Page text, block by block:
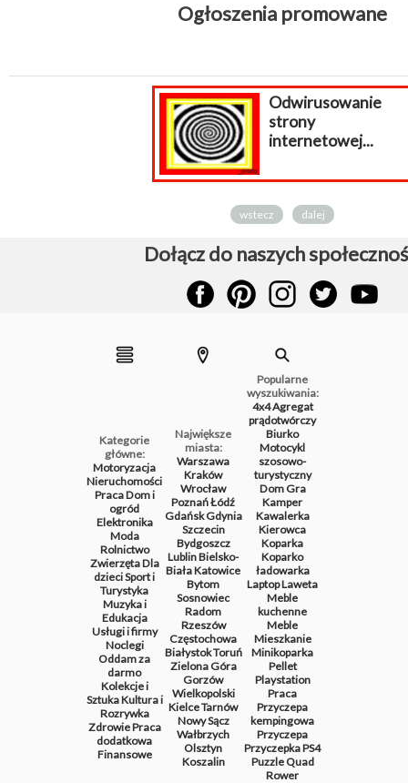
Ogłoszenia promowane
Odwirusowanie
strony
internetowej...
wstecz dalej
Dołącz do naszych
Kategorie
główne:
Motoryzacja
Nieruchomości
PracaDom i
ogród
Elektronika
Moda
Rolnictwo
ZwierzętaDla
dzieciSport i
Turystyka
Muzyka i
Edukacja
Usługi i firmy
Noclegi
Oddam za
darmo
Kolekcje i
SztukaKultura i
Rozrywka
ZdrowiePraca
dodatkowa
Finansowe
Największe
miasta:
Warszawa
Kraków
Wrocław
PoznańŁódź
GdańskGdynia
Szczecin
Bydgoszcz
LublinBielsko-
BiałaKatowice
Bytom
Sosnowiec
Radom
Rzeszów
Częstochowa
BiałystokToruń
Zielona Góra
Gorzów
Wielkopolski
KielceTarnów
Nowy Sącz
Wałbrzych
Olsztyn
Koszalin
Popularne
wyszukiwania:
4x4Agregat
prądotwórczy
Biurko
Motocykl
szosowo-
turystyczny
DomGra
Kamper
Kawalerka
Kierowca
Koparka
Koparko
ładowarka
LaptopLaweta
Meble
kuchenne
Meble
Mieszkanie
Minikoparka
Pellet
Playstation
Praca
Przyczepa
kempingowa
Przyczepa
PrzyczepkaPS4
PuzzleQuad
Rower